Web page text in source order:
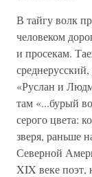
В тайгу волк
человеком
и просекам.
«Руслан и
там «...бурый
серого цвета:
зверя, раньше
Северной
XIX веке поэт,